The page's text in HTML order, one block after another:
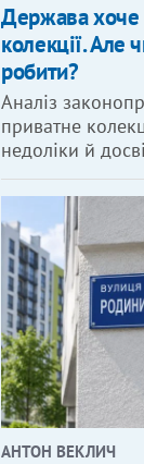
Держава хоче
колекції. Але
робити?
Аналіз
приватне
недоліки й
АНТОН ВЕКЛИЧ